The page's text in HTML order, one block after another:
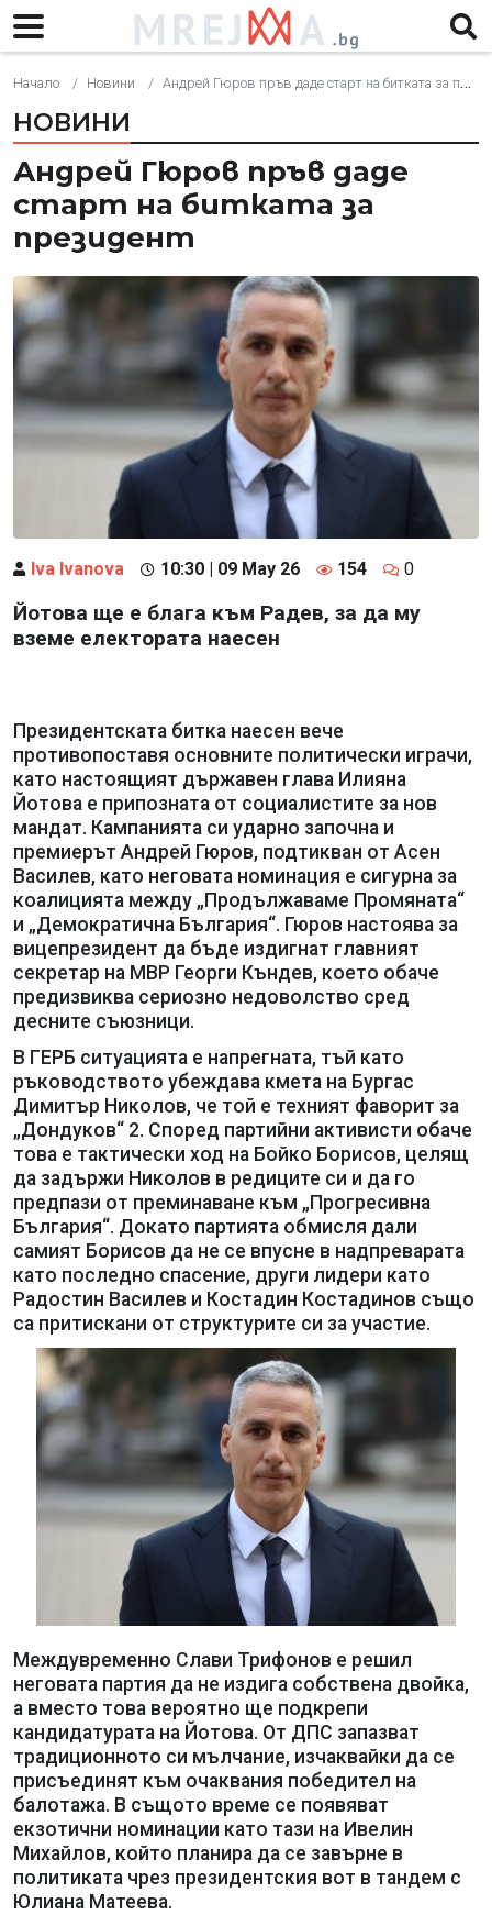
Начало Новини Андрей Гюров пръв даде старт на битката за президент
НОВИНИ
Андрей Гюров пръв даде
старт на битката за
президент
Iva Ivanova 10:30 | 09 May 26 154 0
Йотова ще е блага към Радев, за да му
вземе електората наесен
Президентската битка наесен вече
противопоставя основните политически играчи,
като настоящият държавен глава Илияна
Йотова е припозната от социалистите за нов
мандат. Кампанията си ударно започна и
премиерът Андрей Гюров, подтикван от Асен
Василев, като неговата номинация е сигурна за
коалицията между „Продължаваме Промяната“
и „Демократична България“. Гюров настоява за
вицепрезидент да бъде издигнат главният
секретар на МВР Георги Къндев, което обаче
предизвиква сериозно недоволство сред
десните съюзници.
В ГЕРБ ситуацията е напрегната, тъй като
ръководството убеждава кмета на Бургас
Димитър Николов, че той е техният фаворит за
„Дондуков“ 2. Според партийни активисти обаче
това е тактически ход на Бойко Борисов, целящ
да задържи Николов в редиците си и да го
предпази от преминаване към „Прогресивна
България“. Докато партията обмисля дали
самият Борисов да не се впусне в надпреварата
като последно спасение, други лидери като
Радостин Василев и Костадин Костадинов също
са притискани от структурите си за участие.
Междувременно Слави Трифонов е решил
неговата партия да не издига собствена двойка,
а вместо това вероятно ще подкрепи
кандидатурата на Йотова. От ДПС запазват
традиционното си мълчание, изчаквайки да се
присъединят към очаквания победител на
балотажа. В същото време се появяват
екзотични номинации като тази на Ивелин
Михайлов, който планира да се завърне в
политиката чрез президентския вот в тандем с
Юлиана Матеева.